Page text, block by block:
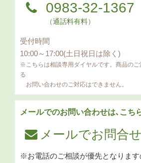
0983-32-1367
（通話料有料）
受付時間
10:00～17:00(土日祝日は除く)
※こちらは相談専用ダイヤルです。商品のご
る
お問い合わせのご対応はできません。
メールでのお問い合わせは､こち
メールでお問合せ
※お電話のご相談が優先となります